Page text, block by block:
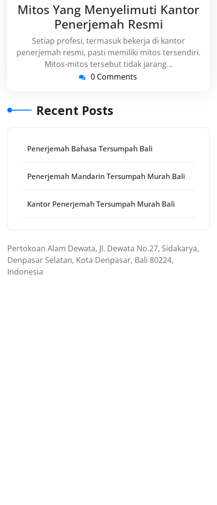
2016
Mitos Yang Menyelimuti Kantor
Penerjemah Resmi
Setiap profesi, termasuk bekerja di kantor
penerjemah resmi, pasti memiliki mitos tersendiri.
Mitos-mitos tersebut tidak jarang…
0 Comments
Recent Posts
Penerjemah Bahasa Tersumpah Bali
Penerjemah Mandarin Tersumpah Murah Bali
Kantor Penerjemah Tersumpah Murah Bali
Pertokoan Alam Dewata, Jl. Dewata No.27, Sidakarya,
Denpasar Selatan, Kota Denpasar, Bali 80224,
Indonesia